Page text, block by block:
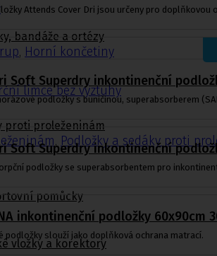
bandáže a ortézy
, Horní končetiny
límce bez výztuhy
proti proleženinám
, Podložky a sedáky proti
pomůcky
vložky a korektory
Attends Cover Dri jsou určeny pro doplňkovou
Soft Superdry inkontinenční
podložky s buničinou, superabsorberem
Soft Superdry inkontinenční
podložky se superabsorbentem pro
inkontinenční podložky 60x90cm
podložky slouží jako doplňková ochrana matrací.